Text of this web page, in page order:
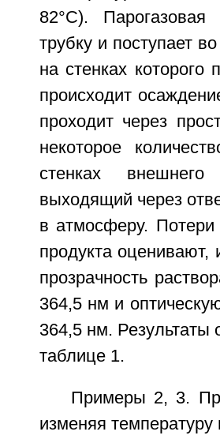
82°С).
трубку и поступает
на стенках
происходит
проходит через
некоторое
стенках
выходящий через
в атмосферу.
продукта оценивают,
прозрачность
364,5 нм и
364,5 нм.
таблице 1.
Примеры 2, 3.
изменяя температуру